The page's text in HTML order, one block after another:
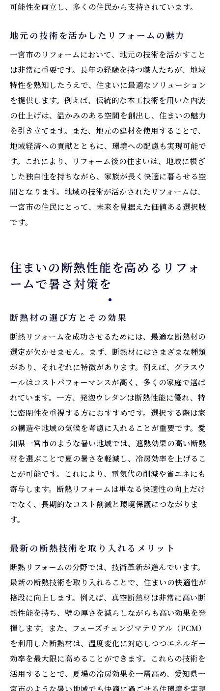
可能性を両立し、多くの住民から支持されています。
地元の技術を活かしたリフォームの魅力
一宮市のリフォームにおいて、地元の技術を活かすこと
は非常に重要です。長年の経験を持つ職人たちが、地域
特性を熟知したうえで、住まいに最適なソリューション
を提供します。例えば、伝統的な木工技術を用いた内装
の仕上げは、温かみのある空間を創出し、住まいの魅力
を引き立てます。また、地元の建材を使用することで、
地域経済への貢献とともに、環境への配慮も実現可能で
す。これにより、リフォーム後の住まいは、地域に根ざ
した独自性を持ちながら、家族が長く快適に暮らせる空
間となります。地域の技術が活かされたリフォームは、
一宮市の住民にとって、未来を見据えた価値ある選択肢
です。
住まいの断熱性能を高めるリフォ
ームで暑さ対策を
断熱材の選び方とその効果
断熱リフォームを成功させるためには、最適な断熱材の
選定が欠かせません。まず、断熱材にはさまざまな種類
があり、それぞれに特徴があります。例えば、グラスウ
ールはコストパフォーマンスが高く、多くの家庭で選ば
れています。一方、発泡ウレタンは断熱性能に優れ、特
に密閉性を重視する方におすすめです。選択する際は家
の構造や地域の気候を考慮に入れることが重要です。愛
知県一宮市のような暑い地域では、遮熱効果の高い断熱
材を選ぶことで夏の暑さを軽減し、冷房効率を上げるこ
とが可能です。これにより、電気代の削減や省エネにも
寄与します。断熱リフォームは単なる快適性の向上だけ
でなく、長期的なコスト削減と環境保護につながりま
す。
最新の断熱技術を取り入れるメリット
断熱リフォームの分野では、技術革新が進んでいます。
最新の断熱技術を取り入れることで、住まいの快適性が
格段に向上します。例えば、真空断熱材は非常に高い断
熱性能を持ち、壁の厚さを減らしながらも高い効果を発
揮します。また、フェーズチェンジマテリアル（PCM）
を利用した断熱材は、温度変化に対応しつつエネルギー
効率を最大限に高めることができます。これらの技術を
活用することで、夏場の冷房効果を一層高め、愛知県一
宮市のような暑い地域でも快適に過ごせる住環境を実現